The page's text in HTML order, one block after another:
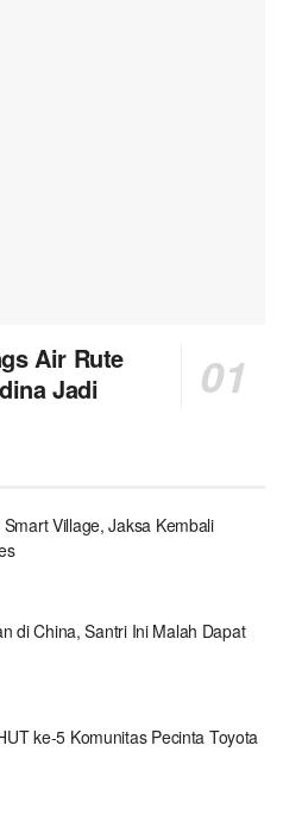
Air Rute
Jadi
Village, Jaksa Kembali
di China, Santri Ini Malah Dapat
ke-5 Komunitas Pecinta Toyota